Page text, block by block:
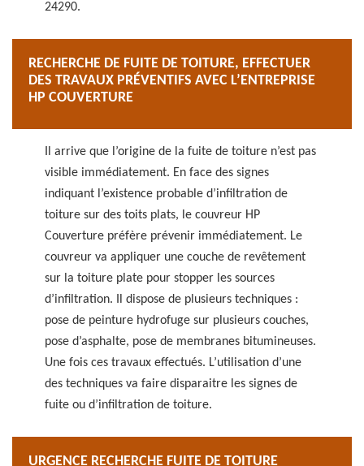
24290.
RECHERCHE DE FUITE DE TOITURE, EFFECTUER
DES TRAVAUX PRÉVENTIFS AVEC L’ENTREPRISE
HP COUVERTURE
Il arrive que l’origine de la fuite de toiture n’est pas
visible immédiatement. En face des signes
indiquant l’existence probable d’infiltration de
toiture sur des toits plats, le couvreur HP
Couverture préfère prévenir immédiatement. Le
couvreur va appliquer une couche de revêtement
sur la toiture plate pour stopper les sources
d’infiltration. Il dispose de plusieurs techniques :
pose de peinture hydrofuge sur plusieurs couches,
pose d’asphalte, pose de membranes bitumineuses.
Une fois ces travaux effectués. L’utilisation d’une
des techniques va faire disparaitre les signes de
fuite ou d’infiltration de toiture.
URGENCE RECHERCHE FUITE DE TOITURE